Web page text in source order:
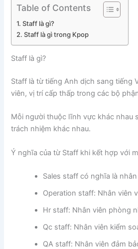
Table of Contents
Staff là gì?
Staff là gì trong Kpop
Staff là gì?
Staff là từ tiếng Anh dịch sang tiếng
viên, vị trí cấp thấp trong các bộ
Mỗi người thuộc lĩnh vực khác nhau
trách nhiệm khác nhau.
Ý nghĩa của từ Staff khi kết hợp với
Sales staff có nghĩa là
Operation staff: Nhân viên
Hr staff: Nhân viên phòng
Qc staff: Nhân viên kiểm
QA staff: Nhân viên đảm